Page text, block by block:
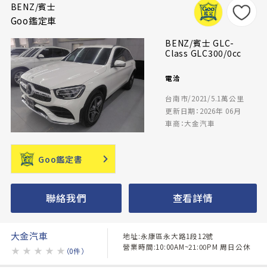
BENZ/賓士
Goo鑑定車
BENZ/賓士 GLC-
Class GLC300/0cc
電洽
台南市/2021/5.1萬公里
更新日期：2026年 06月
車商：大金汽車
Goo鑑定書
聯絡我們 查看詳情
大金汽車
★ ★ ★ ★ ★ （0件）
地址:永康區永大路1段12號
營業時間:10:00AM~21:00PM 周日公休